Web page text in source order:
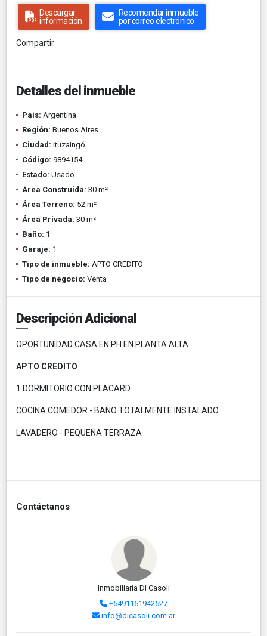
Descargar
información
Recomendar inmueble
por correo electrónico
Compartir
Detalles del inmueble
País: Argentina
Región: Buenos Aires
Ciudad: Ituzaingó
Código: 9894154
Estado: Usado
Área Construida: 30 m²
Área Terreno: 52 m²
Área Privada: 30 m²
Baño: 1
Garaje: 1
Tipo de inmueble: APTO CREDITO
Tipo de negocio: Venta
Descripción Adicional
OPORTUNIDAD CASA EN PH EN PLANTA ALTA
APTO CREDITO
1 DORMITORIO CON PLACARD
COCINA COMEDOR - BAÑO TOTALMENTE INSTALADO
LAVADERO - PEQUEÑA TERRAZA
Contáctanos
Inmobiliaria Di Casoli
+5491161942527
info@dicasoli.com.ar